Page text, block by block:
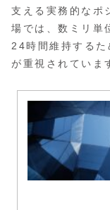
支える実務的なポ
場では、数ミリ単
24時間維持するた
が重視されていま